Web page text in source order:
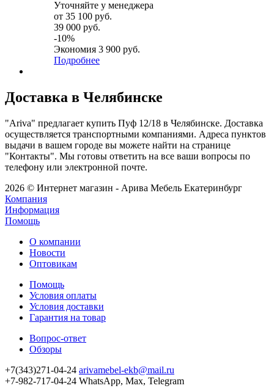
Уточняйте у менеджера
от 35 100 руб.
39 000 руб.
-10%
Экономия 3 900 руб.
Подробнее
Доставка в Челябинске
"Ariva" предлагает купить Пуф 12/18 в Челябинске. Доставка
осуществляется транспортными компаниями. Адреса пунктов
выдачи в вашем городе вы можете найти на странице
"Контакты". Мы готовы ответить на все ваши вопросы по
телефону или электронной почте.
2026 © Интернет магазин - Арива Мебель Екатеринбург
Компания
Информация
Помощь
О компании
Новости
Оптовикам
Помощь
Условия оплаты
Условия доставки
Гарантия на товар
Вопрос-ответ
Обзоры
+7(343)271-04-24 arivamebel-ekb@mail.ru
+7-982-717-04-24 WhatsApp, Max, Telegram